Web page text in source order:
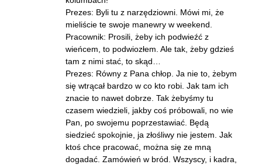
Prezes: Byli tu z narzędziowni. Mówi mi, że
mieliście te swoje manewry w weekend.
Pracownik: Prosili, żeby ich podwieźć z
wieńcem, to podwiozłem. Ale tak, żeby gdzieś
tam z nimi stać, to skąd…
Prezes: Równy z Pana chłop. Ja nie to, żebym
się wtrącał bardzo w co kto robi. Jak tam ich
znacie to nawet dobrze. Tak żebyśmy tu
czasem wiedzieli, jakby coś próbowali, no wie
Pan, po swojemu poprzestawiać. Będą
siedzieć spokojnie, ja złośliwy nie jestem. Jak
ktoś chce pracować, można się ze mną
dogadać. Zamówień w bród. Wszyscy, i kadra,